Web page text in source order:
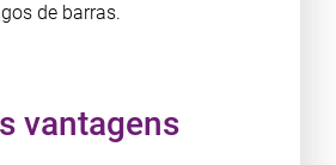
de barras.
vantagens